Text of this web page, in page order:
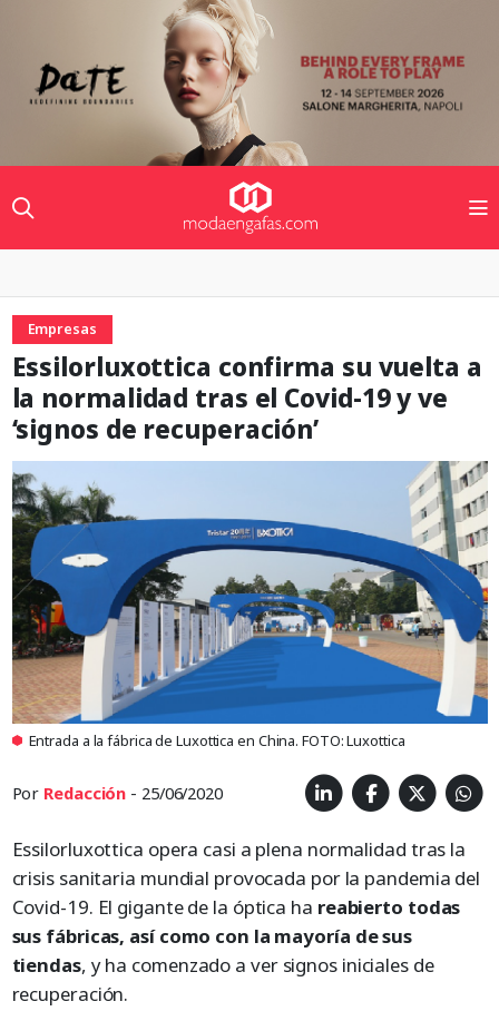
Empresas
Essilorluxottica confirma su vuelta a
la normalidad tras el Covid-19 y ve
‘signos de recuperación’
Entrada a la fábrica de Luxottica en China. FOTO: Luxottica
Por Redacción - 25/06/2020
Essilorluxottica opera casi a plena normalidad tras la
crisis sanitaria mundial provocada por la pandemia del
Covid-19. El gigante de la óptica ha reabierto todas
sus fábricas, así como con la mayoría de sus
tiendas, y ha comenzado a ver signos iniciales de
recuperación.